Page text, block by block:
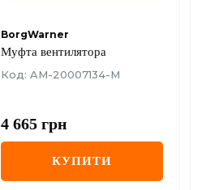
BorgWarner
Муфта вентилятора
Код: AM-20007134-M
4 665 грн
КУПИТИ